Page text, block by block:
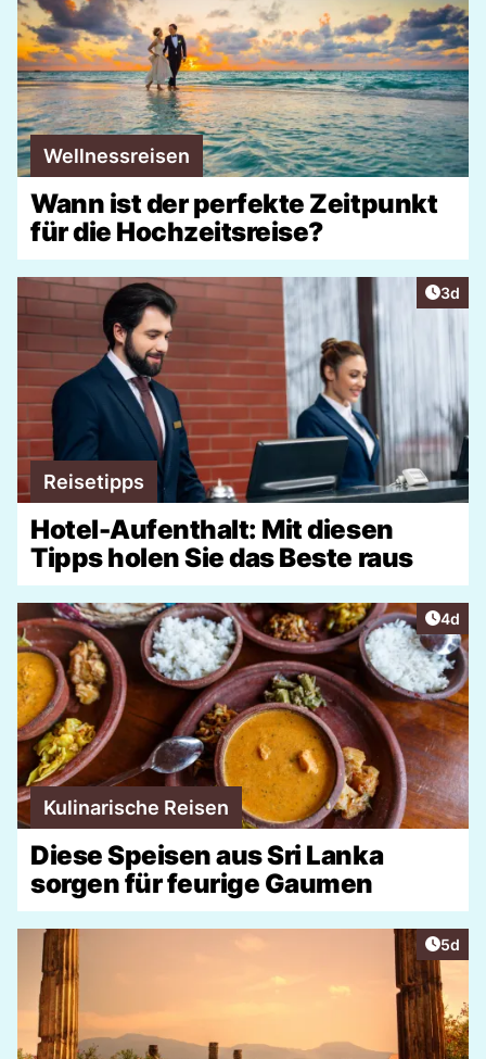
Wellnessreisen
Wann ist der perfekte Zeitpunkt
für die Hochzeitsreise?
3d
Reisetipps
Hotel-Aufenthalt: Mit diesen
Tipps holen Sie das Beste raus
4d
Kulinarische Reisen
Diese Speisen aus Sri Lanka
sorgen für feurige Gaumen
5d